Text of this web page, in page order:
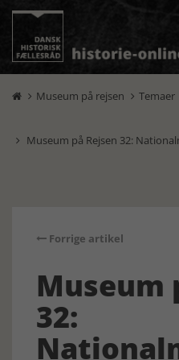
 Museum på rejsen  Temaer
 Museum på Rejsen 32:
Forrige artikel
Museum
32: